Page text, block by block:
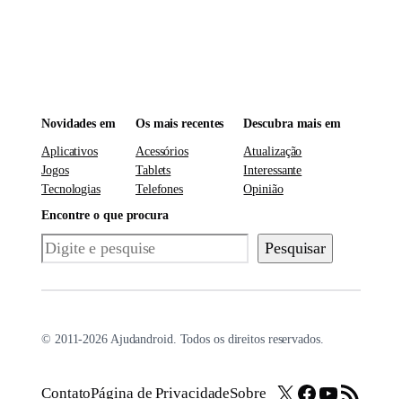
Novidades em
Aplicativos
Jogos
Tecnologias
Os mais recentes
Acessórios
Tablets
Telefones
Descubra mais em
Atualização
Interessante
Opinião
Encontre o que procura
Pesquisar Pesquisar
© 2011-2026 Ajudandroid. Todos os direitos reservados.
ContatoPágina de PrivacidadeSobre X Facebook
Youtube
Feed RSS